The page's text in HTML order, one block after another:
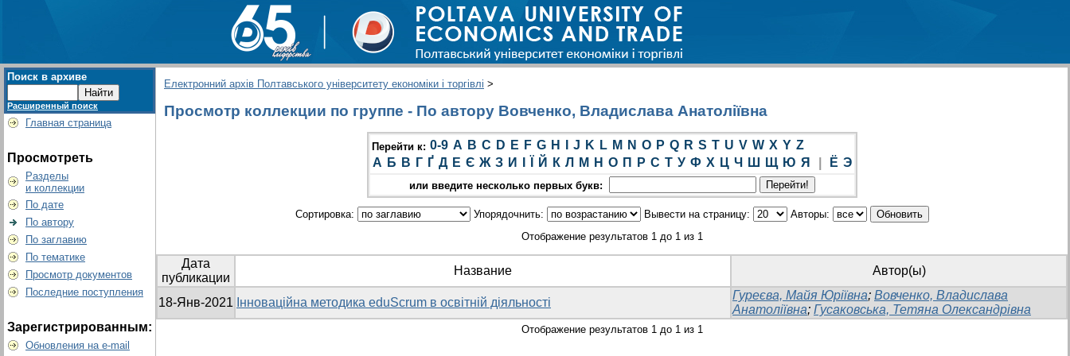
Поиск в архиве
Расширенный поиск
Главная страница
Просмотреть
Разделы
и коллекции
По дате
По автору
По заглавию
По тематике
Просмотр документов
Последние поступления
Зарегистрированным:
Обновления на e-mail
Електронний архів Полтавського університету економіки і торгівлі >
Просмотр коллекции по группе - По автору Вовченко, Владислава Анатоліївна
Перейти к: 0-9 A B C D E F G H J K L M N O P Q R S T U V W X Y Z
А Б В Г Ґ Д Е Є Ж З И Й К Л М Н О П Р С Т У Ф Х Ц Ч Ш Щ Ю Я Ё Э
или введите несколько первых букв:
Сортировка: Упорядочнить: Вывести на страницу:
Авторы:
Отображение результатов 1 до 1 из 1
Дата
публикации
Название Автор(ы)
18-Янв-2021 Інноваційна методика eduScrum в освітній діяльності
Гуреєва, Майя Юріївна; Вовченко, Владислава
Анатоліївна; Гусаковська, Тетяна Олександрівна
Отображение результатов 1 до 1 из 1